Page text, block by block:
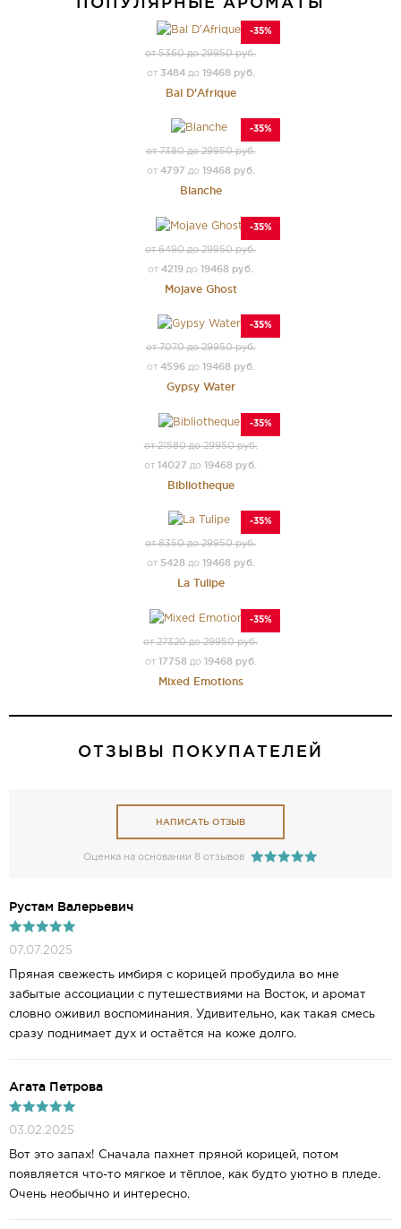
-35%
от 5360 до 29950 руб.
от 3484до 19468 руб.
Bal D'Afrique
-35%
от 7380 до 29950 руб.
от 4797 до 19468 руб.
Blanche
-35%
от 6490 до 29950 руб.
от 4219 до 19468 руб.
Mojave Ghost
-35%
от 7070 до 29950 руб.
от 4596до 19468 руб.
Gypsy Water
-35%
от 21580 до 29950 руб.
от 14027 до 19468 руб.
Bibliotheque
-35%
от 8350 до 29950 руб.
от 5428до 19468 руб.
La Tulipe
-35%
от 27320 до 29950 руб.
от 17758до 19468 руб.
Mixed Emotions
ОТЗЫВЫ ПОКУПАТЕЛЕЙ
НАПИСАТЬ ОТЗЫВ
Оценка на основании 8 отзывов
Рустам Валерьевич
07.07.2025
Пряная свежесть имбиря с корицей пробудила во мне
забытые ассоциации с путешествиями на Восток, и аромат
словно оживил воспоминания. Удивительно, как такая смесь
сразу поднимает дух и остаётся на коже долго.
Агата Петрова
03.02.2025
Вот это запах! Сначала пахнет пряной корицей, потом
появляется что-то мягкое и тёплое, как будто уютно в пледе.
Очень необычно и интересно.